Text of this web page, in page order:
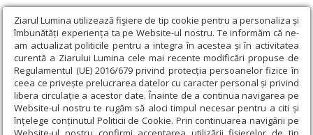
Ziarul Lumina utilizează fişiere de tip cookie pentru a personaliza și
îmbunătăți experiența ta pe Website-ul nostru. Te informăm că ne-
am actualizat politicile pentru a integra în acestea și în activitatea
curentă a Ziarului Lumina cele mai recente modificări propuse de
Regulamentul (UE) 2016/679 privind protecția persoanelor fizice în
ceea ce privește prelucrarea datelor cu caracter personal și privind
libera circulație a acestor date. Înainte de a continua navigarea pe
Website-ul nostru te rugăm să aloci timpul necesar pentru a citi și
înțelege conținutul Politicii de Cookie. Prin continuarea navigării pe
Ziarul Lumina › Societate › Sănătate › Cum creştem protecția
antioxidantă în timpul unei infecţii